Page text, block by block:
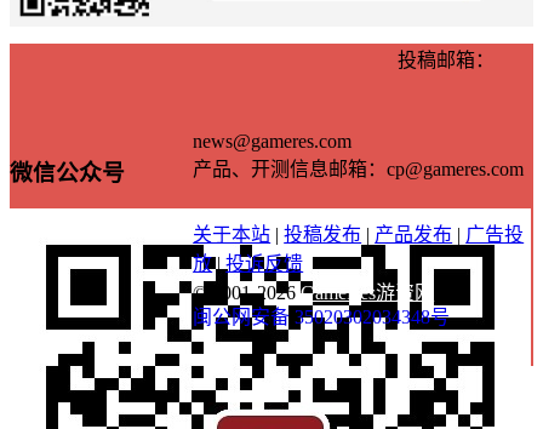
微信公众号
投稿邮箱：
news@gameres.com
产品、开测信息邮箱：cp@gameres.com
关于本站 |投稿发布 | 产品发布 | 广告投
放|投诉反馈
© 2001-2026GameRes游资网
闽公网安备 35020302034348号